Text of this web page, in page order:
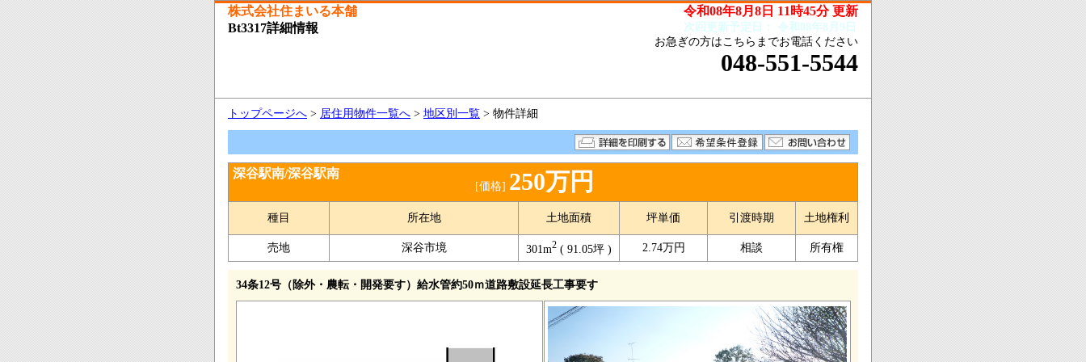
令和08年8月8日 11時45分 更新
次回更新予定日： 令和08年8月9日
株式会社住まいる本舗
Bt3317詳細情報
お急ぎの方はこちらまでお電話ください
048-551-5544
トップページへ > 居住用物件一覧へ > 地区別一覧 > 物件詳細
深谷駅南/深谷駅南
[価格] 250万円
種目 所在地 土地面積 坪単価 引渡時期 土地権利
売地 深谷市境 301m2 ( 91.05坪 ) 2.74万円 相談 所有権
34条12号（除外・農転・開発要す）給水管約50ｍ道路敷設延長工事要す